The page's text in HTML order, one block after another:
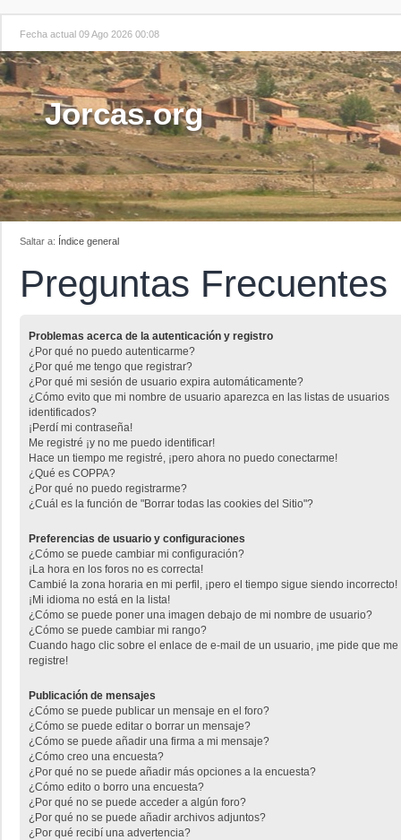
Fecha actual 09 Ago 2026 00:08
Jorcas.org
Saltar a: Índice general
Preguntas Frecuentes
Problemas acerca de la autenticación y registro
¿Por qué no puedo autenticarme?
¿Por qué me tengo que registrar?
¿Por qué mi sesión de usuario expira automáticamente?
¿Cómo evito que mi nombre de usuario aparezca en las listas de usuarios
identificados?
¡Perdí mi contraseña!
Me registré ¡y no me puedo identificar!
Hace un tiempo me registré, ¡pero ahora no puedo conectarme!
¿Qué es COPPA?
¿Por qué no puedo registrarme?
¿Cuál es la función de "Borrar todas las cookies del Sitio"?
Preferencias de usuario y configuraciones
¿Cómo se puede cambiar mi configuración?
¡La hora en los foros no es correcta!
Cambié la zona horaria en mi perfil, ¡pero el tiempo sigue siendo incorrecto!
¡Mi idioma no está en la lista!
¿Cómo se puede poner una imagen debajo de mi nombre de usuario?
¿Cómo se puede cambiar mi rango?
Cuando hago clic sobre el enlace de e-mail de un usuario, ¡me pide que me
registre!
Publicación de mensajes
¿Cómo se puede publicar un mensaje en el foro?
¿Cómo se puede editar o borrar un mensaje?
¿Cómo se puede añadir una firma a mi mensaje?
¿Cómo creo una encuesta?
¿Por qué no se puede añadir más opciones a la encuesta?
¿Cómo edito o borro una encuesta?
¿Por qué no se puede acceder a algún foro?
¿Por qué no se puede añadir archivos adjuntos?
¿Por qué recibí una advertencia?